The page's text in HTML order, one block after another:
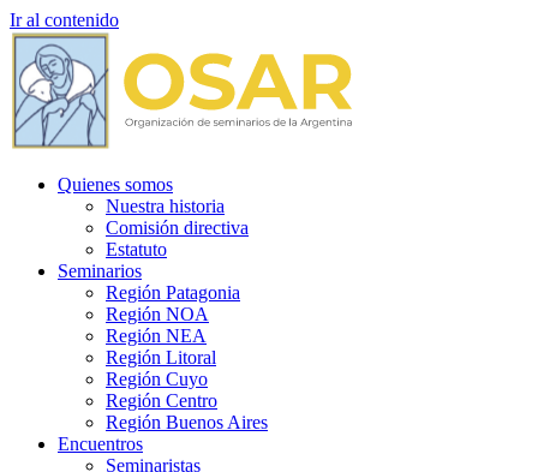
Ir al contenido
Quienes somos
Nuestra historia
Comisión directiva
Estatuto
Seminarios
Región Patagonia
Región NOA
Región NEA
Región Litoral
Región Cuyo
Región Centro
Región Buenos Aires
Encuentros
Seminaristas